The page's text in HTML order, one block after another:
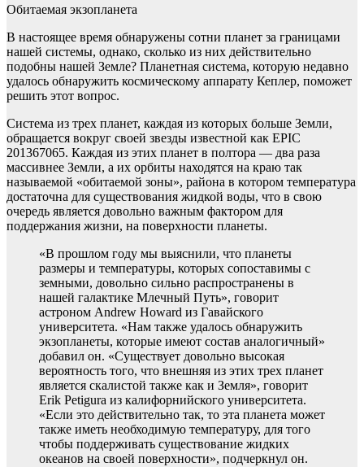
Обитаемая экзопланета
В настоящее время обнаружены сотни планет за границами
нашей системы, однако, сколько из них действительно
подобны нашей Земле? Планетная система, которую недавно
удалось обнаружить космическому аппарату Кеплер, поможет
решить этот вопрос.
Система из трех планет, каждая из которых больше Земли,
обращается вокруг своей звезды известной как EPIC
201367065. Каждая из этих планет в полтора — два раза
массивнее Земли, а их орбиты находятся на краю так
называемой «обитаемой зоны», района в котором температура
достаточна для существования жидкой воды, что в свою
очередь является довольно важным фактором для
поддержания жизни, на поверхности планеты.
«В прошлом году мы выяснили, что планеты
размеры и температуры, которых сопоставимы с
земными, довольно сильно распространены в
нашей галактике Млечный Путь», говорит
астроном Andrew Howard из Гавайского
университета. «Нам также удалось обнаружить
экзопланеты, которые имеют состав аналогичный»
добавил он. «Существует довольно высокая
вероятность того, что внешняя из этих трех планет
является скалистой также как и Земля», говорит
Erik Petigura из калифорнийского университета.
«Если это действительно так, то эта планета может
также иметь необходимую температуру, для того
чтобы поддерживать существование жидких
океанов на своей поверхности», подчеркнул он.